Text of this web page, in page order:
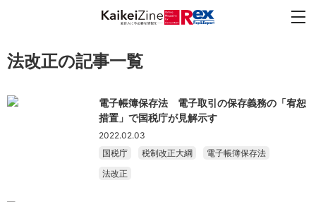
法改正の記事一覧
電子帳簿保存法 電子取引の保存義務の「宥恕
措置」で国税庁が見解示す
2022.02.03
国税庁
税制改正大綱
電子帳簿保存法
法改正